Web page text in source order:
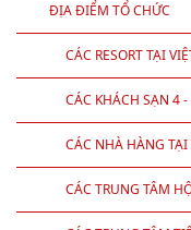
ĐỊA ĐIỂM TỔ CHỨC
CÁC RESORT TẠI
CÁC KHÁCH SẠN 4
CÁC NHÀ HÀNG
CÁC TRUNG TÂM